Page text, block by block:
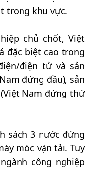
trong khu vực.
chủ chốt, Việt
đặc biệt cao trong
điện tử và sản
đứng đầu), sản
Nam đứng thứ
sách 3 nước đứng
móc vận tải. Tuy
công nghiệp